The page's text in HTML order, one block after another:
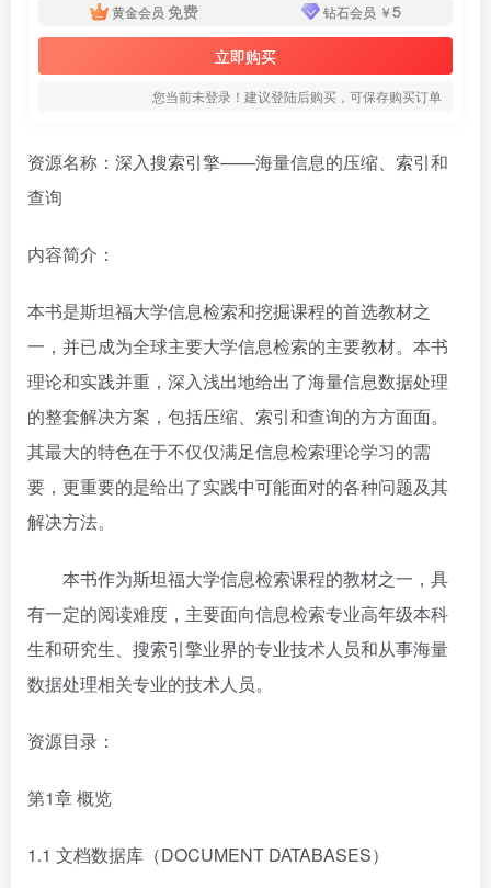
黄金会员 免费 钻石会员 ￥5
立即购买
您当前未登录！建议登陆后购买，可保存购买订单
资源名称：深入搜索引擎——海量信息的压缩、索引和
查询
内容简介：
本书是斯坦福大学信息检索和挖掘课程的首选教材之
一，并已成为全球主要大学信息检索的主要教材。本书
理论和实践并重，深入浅出地给出了海量信息数据处理
的整套解决方案，包括压缩、索引和查询的方方面面。
其最大的特色在于不仅仅满足信息检索理论学习的需
要，更重要的是给出了实践中可能面对的各种问题及其
解决方法。
本书作为斯坦福大学信息检索课程的教材之一，具
有一定的阅读难度，主要面向信息检索专业高年级本科
生和研究生、搜索引擎业界的专业技术人员和从事海量
数据处理相关专业的技术人员。
资源目录：
第1章 概览
1.1 文档数据库（DOCUMENT DATABASES）